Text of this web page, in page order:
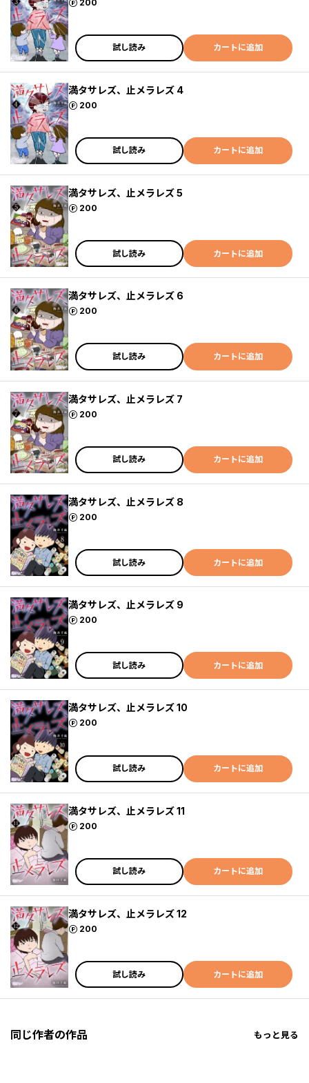
200
ポイント
試し読み カートに追加
満タサレズ、止メラレズ 4
200
ポイント
試し読み カートに追加
満タサレズ、止メラレズ 5
200
ポイント
試し読み カートに追加
満タサレズ、止メラレズ 6
200
ポイント
試し読み カートに追加
満タサレズ、止メラレズ 7
200
ポイント
試し読み カートに追加
満タサレズ、止メラレズ 8
200
ポイント
試し読み カートに追加
満タサレズ、止メラレズ 9
200
ポイント
試し読み カートに追加
満タサレズ、止メラレズ 10
200
ポイント
試し読み カートに追加
満タサレズ、止メラレズ 11
200
ポイント
試し読み カートに追加
満タサレズ、止メラレズ 12
200
ポイント
試し読み カートに追加
同じ作者の作品 もっと見る